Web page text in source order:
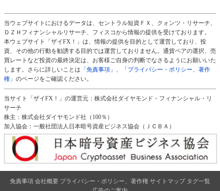
当ウェブサイトにおけるデータは、セントラル短資ＦＸ、クォンツ・リサーチ、
ＤＺＨフィナンシャルリサーチ、フィスコから情報の提供を受けております。
本ウェブサイト「ザイFX！」は、情報の提供を目的として運営しており、投
資、その他の行動を勧誘する目的では運営しておりません。通貨ペアの選択、売
買レートなど投資の最終決定は、お客様ご自身の判断でなさるようにお願いいた
します。さらに詳しいことは 「免責事項」 、
「プライバシー・ポリシー、著作
権」 のページをご確認ください。
当サイト「ザイFX！」の運営元：株式会社ダイヤモンド・フィナンシャル・リ
サーチ
株主：株式会社ダイヤモンド社（100％）
加入協会：一般社団法人日本暗号資産ビジネス協会（ＪＣＢＡ）
免責事項 会社概要 プライバシー・ポリシー、著作権 サイトマップ タグ一覧